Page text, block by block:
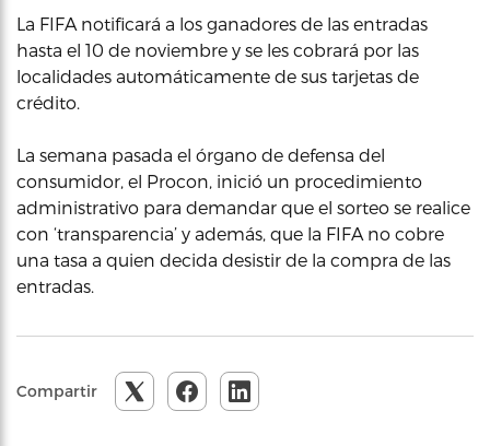
La FIFA notificará a los ganadores de las entradas
hasta el 10 de noviembre y se les cobrará por las
localidades automáticamente de sus tarjetas de
crédito.
La semana pasada el órgano de defensa del
consumidor, el Procon, inició un procedimiento
administrativo para demandar que el sorteo se realice
con ‘transparencia’ y además, que la FIFA no cobre
una tasa a quien decida desistir de la compra de las
entradas.
Compartir